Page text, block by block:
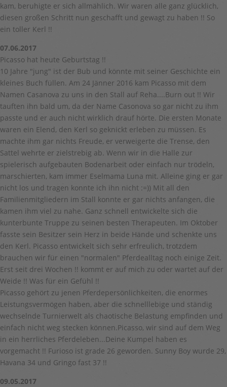
kam, beruhigte er sich allmählich. Wir waren alle ganz glücklich,
diesen großen Schritt nun geschafft und gewagt zu haben !! So
ein toller Kerl !!
07.06.2017
Picasso hat heute Geburtstag !!
10 Jahre "jung" ist der Bub und könnte mit seiner Geschichte ein
kleines Buch füllen. Am 24 Jänner 2016 kam Picasso mit dem
Namen Casanova zu uns in den Stall auf Reha....Burn out !! Wir
tauften ihn bald um, da der Name Casonova so gar nicht zu ihm
passte und er auch nicht wirklich drauf hörte. Die ersten Monate
waren ein Elend, den Kerl so geknickt erleben zu müssen. Es
machte ihm gar nichts Freude, er verweigerte die Trense, den
Sattel wehrte er zielstrebig ab. Wenn wir in die Halle zur
spielerisch aufgebauten Bodenarbeit oder einfach nur trödeln,
marschierten, kam immer Eselmama Luna mit. Alleine ging er gar
nicht los und tragen konnte ich ihn nicht :=)) Mit all den
Familienmitgliedern im Stall konnte er gar nichts anfangen, die
kamen ihm viel zu nahe. Ganz schnell entwickelte sich die
kunterbunte Truppe zu seinen besten Therapeuten. Im Oktober
fasste sein Besitzer sein Herz in beide Hände und schenkte uns
den Kerl. Picasso entwickelt sich sehr erfreulich, trotzdem
brauchen wir für einen "normalen" Pferdealltag noch einige Zeit.
Erst seit drei Wochen !! kommt er auf mich zu oder wartet auf der
Weide !! Was für ein Gefühl !!
Picasso gehört zu jenen Pferdepersönlichkeiten, die enormes
Leistungsvermögen haben, aber die schnelllebige und ständig
wechselnde Turnierwelt als chaotische Belastung empfinden und
einfach nicht weg stecken können.Picasso, wir sind auf dem Weg
in ein herrliches Pferdeleben...Deine Kumpel haben es
vorgemacht !! Furioso ist grade 26 geworden. Sunny Boy wurde 29,
Havana 34 und Gringo fast 37 !!
09.05.2017